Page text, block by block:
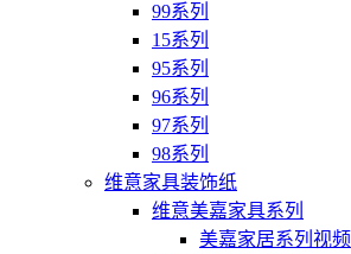
99系列
15系列
95系列
96系列
97系列
98系列
维意家具装饰纸
维意美嘉家具系列
美嘉家居系列视频